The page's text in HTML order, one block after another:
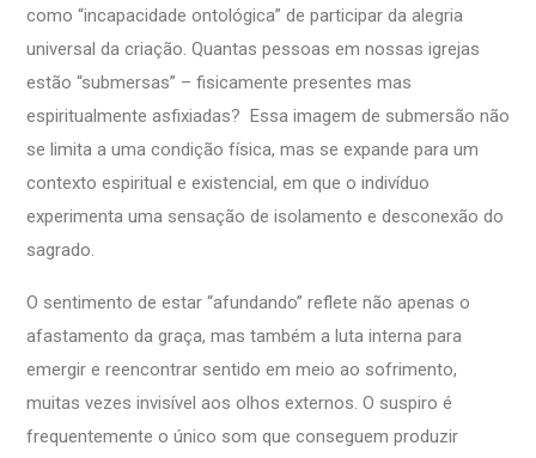
como “incapacidade ontológica” de participar da alegria
universal da criação. Quantas pessoas em nossas igrejas
estão “submersas” – fisicamente presentes mas
espiritualmente asfixiadas? Essa imagem de submersão não
se limita a uma condição física, mas se expande para um
contexto espiritual e existencial, em que o indivíduo
experimenta uma sensação de isolamento e desconexão do
sagrado.
O sentimento de estar “afundando” reflete não apenas o
afastamento da graça, mas também a luta interna para
emergir e reencontrar sentido em meio ao sofrimento,
muitas vezes invisível aos olhos externos. O suspiro é
frequentemente o único som que conseguem produzir